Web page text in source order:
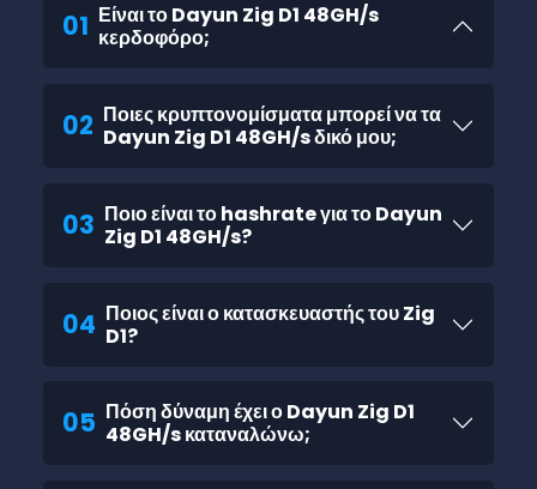
01 Είναι το Dayun Zig D1 48GH/s
κερδοφόρο;
02 Ποιες κρυπτονομίσματα μπορεί να τα
Dayun Zig D1 48GH/s δικό μου;
03 Ποιο είναι το hashrate για το Dayun
Zig D1 48GH/s?
04 Ποιος είναι ο κατασκευαστής του Zig
D1?
05 Πόση δύναμη έχει ο Dayun Zig D1
48GH/s καταναλώνω;